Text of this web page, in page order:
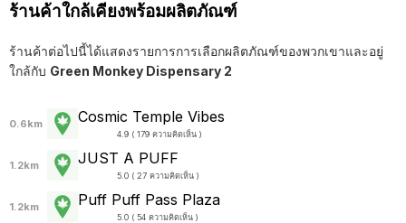
ร้านค้าใกล้เคียงพร้อมผลิตภัณฑ์
ร้านค้าต่อไปนี้ได้แสดงรายการการเลือกผลิตภัณฑ์ของพวกเขาและอยู่
ใกล้กับ Green Monkey Dispensary 2
0.6km Cosmic Temple Vibes
4.9 ( 179 ความคิดเห็น )
1.2km JUST A PUFF
5.0 ( 27 ความคิดเห็น )
1.2km Puff Puff Pass Plaza
5.0 ( 54 ความคิดเห็น )